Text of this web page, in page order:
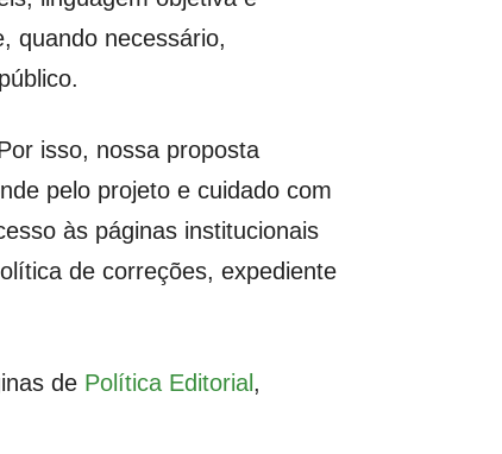
quando necessário,
isso, nossa proposta
pelo projeto e cuidado com
às páginas institucionais
de correções, expediente
de Política Editorial ,